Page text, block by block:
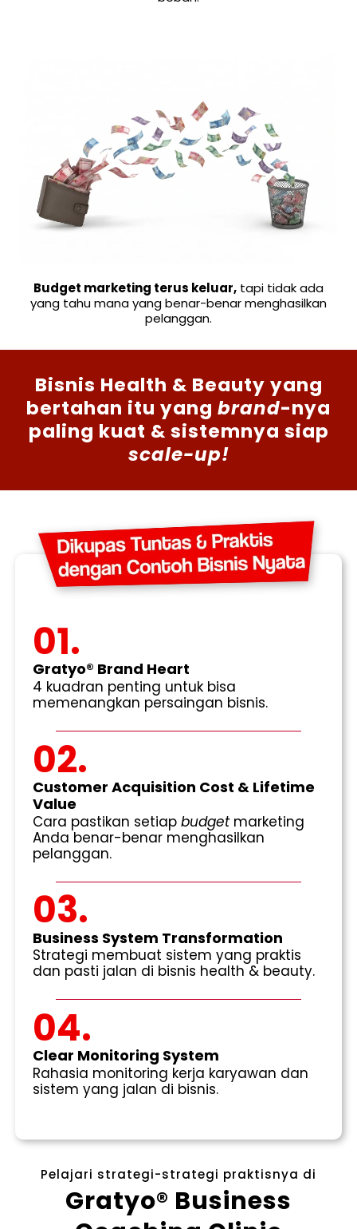
Budget marketing terus keluar, tapi tidak ada
yang tahu mana yang benar-benar menghasilkan
pelanggan.
Bisnis Health & Beauty yang
bertahan itu yang brand-nya
paling kuat & sistemnya siap
scale-up!
01.
Gratyo® Brand Heart
4 kuadran penting untuk bisa
memenangkan persaingan bisnis.
02.
Customer Acquisition Cost & Lifetime
Value
Cara pastikan setiapbudgetmarketing
Anda benar-benar menghasilkan
pelanggan.
03.
Business System Transformation
Strategi membuat sistem yang praktis
dan pasti jalan di bisnis health & beauty.
04.
Clear Monitoring System
Rahasia monitoring kerja karyawan dan
sistem yang jalan di bisnis.
Pelajari strategi-strategi praktisnya di
Gratyo® Business